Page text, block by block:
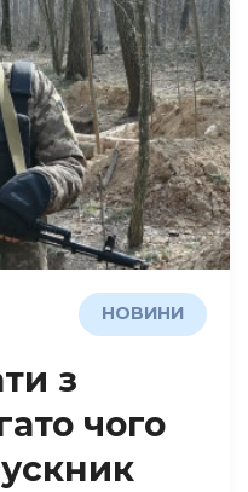
НОВИНИ
з
чого